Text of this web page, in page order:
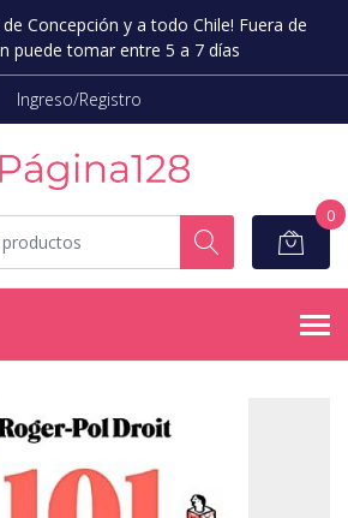
Concepción y a todo Chile! Fuera de
puede tomar entre 5 a 7 días
Ingreso/Registro
0